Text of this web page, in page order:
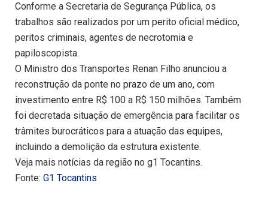
Conforme a Secretaria de Segurança Pública, os
trabalhos são realizados por um perito oficial médico,
peritos criminais, agentes de necrotomia e
papiloscopista.
O Ministro dos Transportes Renan Filho anunciou a
reconstrução da ponte no prazo de um ano, com
investimento entre R$ 100 a R$ 150 milhões. Também
foi decretada situação de emergência para facilitar os
trâmites burocráticos para a atuação das equipes,
incluindo a demolição da estrutura existente.
Veja mais notícias da região no g1 Tocantins.
Fonte: G1 Tocantins